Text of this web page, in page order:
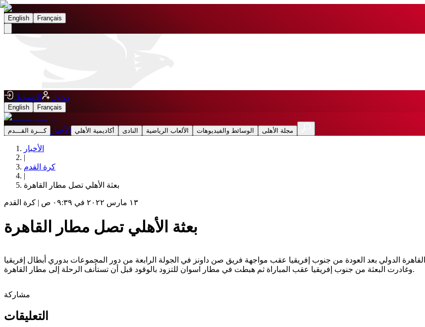
English Français
دخول التسجيل
English Français
كـــرة القـــدم الأخبار أكاديمية الأهلي النادى الألعاب الرياضية الوسائط والفيديوهات مجلة الأهلى
الأخبار
|
كرة القدم
|
بعثة الأهلي تصل مطار القاهرة
١٣ مارس ٢٠٢٢ في ٠٩:٣٩ ص | كرة القدم
بعثة الأهلي تصل مطار القاهرة
وغادرت البعثة من جنوب إفريقيا عقب المباراة ثم هبطت في مطار اسوان للتزود بالوقود قبل أن تستأنف الرحلة إلى مطار القاهرة.
مشاركة
التعليقات